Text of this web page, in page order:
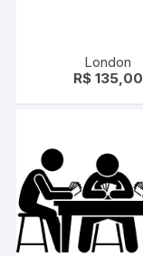
London
R$135,00